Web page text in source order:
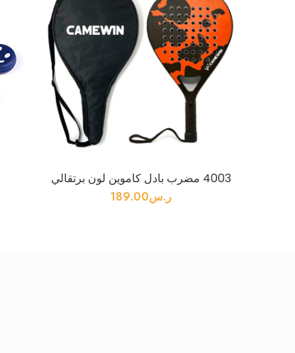
4003 مضرب بادل كاموين لون برتقالي
ر.س189.00